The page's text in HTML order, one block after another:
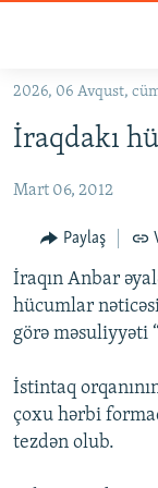
Əsas
qayıt
naviqasiyaya
Axtarışa
keç
#İZAHLA
KORRUPSIOMETR
#ƏSLINDƏ
FƏRQƏ BAX
QANUNI DOĞRU
ARAŞDIRMA
MULTIMEDIA
VIDEO
RADIO ARXIV
2026, 06 Avqust,
İraqdakı
Mart 06, 2012
Paylaş
İraqın Anbar
hücumlar
görə məsuliyyəti
İstintaq
çoxu hərbi
tezdən olub.